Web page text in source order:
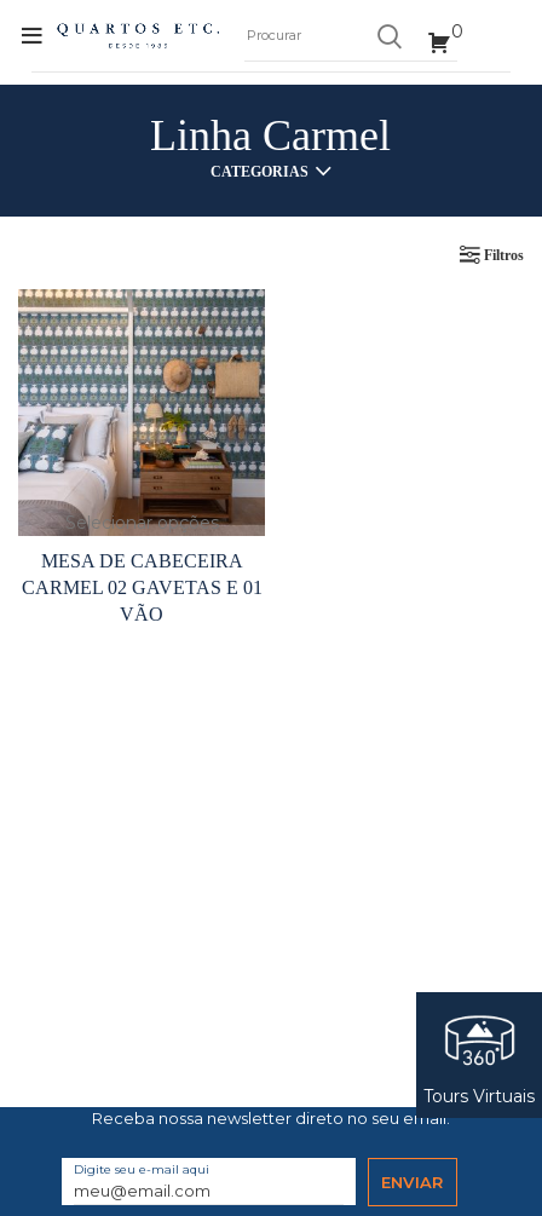
0
Linha Carmel
CATEGORIAS
Filtros
Selecionar opções
MESA DE CABECEIRA
CARMEL 02 GAVETAS E 01
VÃO
Receba nossa newsletter direto no seu email.
Digite seu e-mail aqui
Tours Virtuais